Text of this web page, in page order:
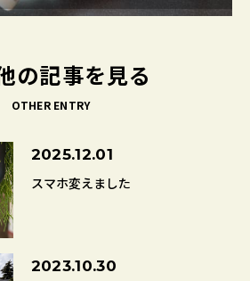
の記事を見る
OTHER ENTRY
2025.12.01
スマホ変えました
2023.10.30